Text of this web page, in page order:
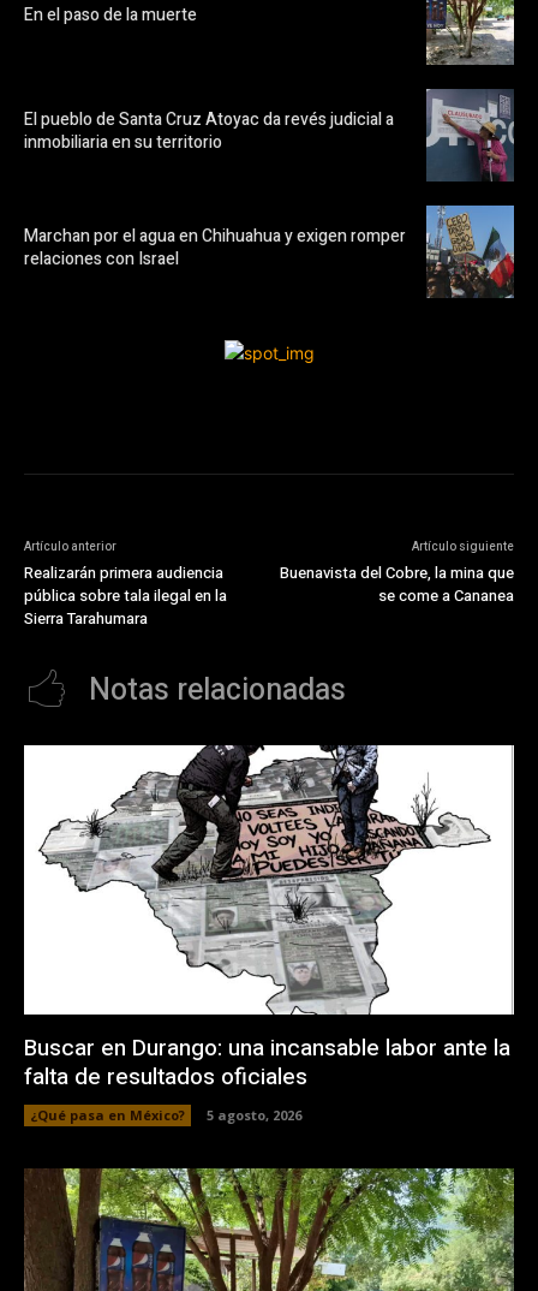
En el paso de la muerte
El pueblo de Santa Cruz Atoyac da revés judicial a
inmobiliaria en su territorio
Marchan por el agua en Chihuahua y exigen romper
relaciones con Israel
Artículo anterior
Realizarán primera audiencia
pública sobre tala ilegal en la
Sierra Tarahumara
Artículo siguiente
Buenavista del Cobre, la mina que
se come a Cananea
Notas relacionadas
Buscar en Durango: una incansable labor ante la
falta de resultados oficiales
¿Qué pasa en México? 5 agosto, 2026